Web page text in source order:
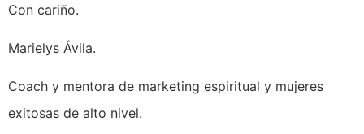
Con cariño.
Marielys Ávila.
Coach y mentora de marketing espiritual y mujeres
exitosas de alto nivel.